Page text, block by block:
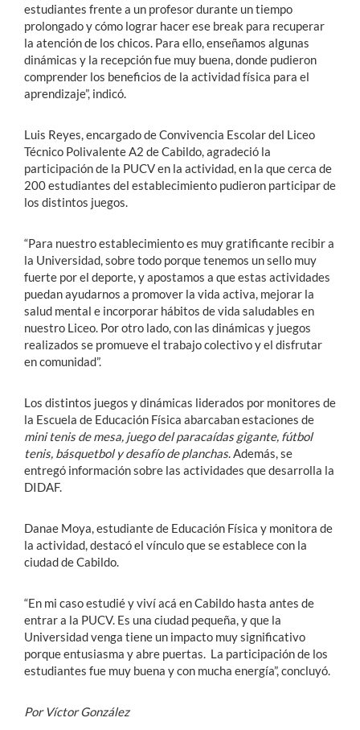
estudiantes frente a un profesor durante un tiempo
prolongado y cómo lograr hacer ese break para recuperar
la atención de los chicos. Para ello, enseñamos algunas
dinámicas y la recepción fue muy buena, donde pudieron
comprender los beneficios de la actividad física para el
aprendizaje”, indicó.
Luis Reyes, encargado de Convivencia Escolar del Liceo
Técnico Polivalente A2 de Cabildo, agradeció la
participación de la PUCV en la actividad, en la que cerca de
200 estudiantes del establecimiento pudieron participar de
los distintos juegos.
“Para nuestro establecimiento es muy gratificante recibir a
la Universidad, sobre todo porque tenemos un sello muy
fuerte por el deporte, y apostamos a que estas actividades
puedan ayudarnos a promover la vida activa, mejorar la
salud mental e incorporar hábitos de vida saludables en
nuestro Liceo. Por otro lado, con las dinámicas y juegos
realizados se promueve el trabajo colectivo y el disfrutar
en comunidad”.
Los distintos juegos y dinámicas liderados por monitores de
la Escuela de Educación Física abarcaban estaciones de
mini tenis de mesa, juego del paracaídas gigante, fútbol
tenis, básquetbol y desafío de planchas. Además, se
entregó información sobre las actividades que desarrolla la
DIDAF.
Danae Moya, estudiante de Educación Física y monitora de
la actividad, destacó el vínculo que se establece con la
ciudad de Cabildo.
“En mi caso estudié y viví acá en Cabildo hasta antes de
entrar a la PUCV. Es una ciudad pequeña, y que la
Universidad venga tiene un impacto muy significativo
porque entusiasma y abre puertas. La participación de los
estudiantes fue muy buena y con mucha energía”, concluyó.
Por Víctor González